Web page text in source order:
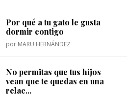
Por qué a tu gato le gusta
dormir contigo
por MARU HERNÁNDEZ
No permitas que tus hijos
vean que te quedas en una
relac...